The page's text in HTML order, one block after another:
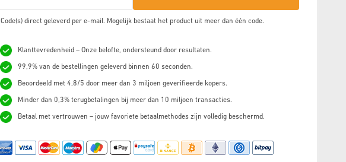
Code(s) direct geleverd per e-mail. Mogelijk bestaat het product uit meer dan één code.
Klanttevredenheid – Onze belofte, ondersteund door resultaten.
99,9% van de bestellingen geleverd binnen 60 seconden.
Beoordeeld met 4,8/5 door meer dan 3 miljoen geverifieerde kopers.
Minder dan 0,3% terugbetalingen bij meer dan 10 miljoen transacties.
Betaal met vertrouwen – jouw favoriete betaalmethodes zijn volledig beschermd.